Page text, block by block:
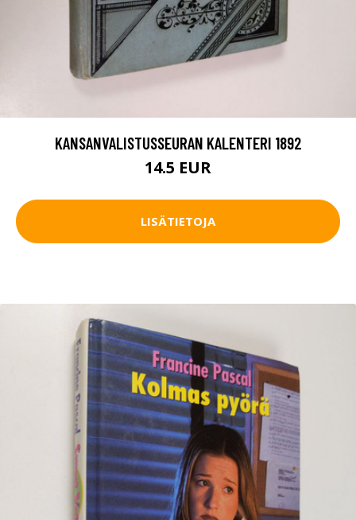
KANSANVALISTUSSEURAN KALENTERI 1892
14.5 EUR
LISÄTIETOJA